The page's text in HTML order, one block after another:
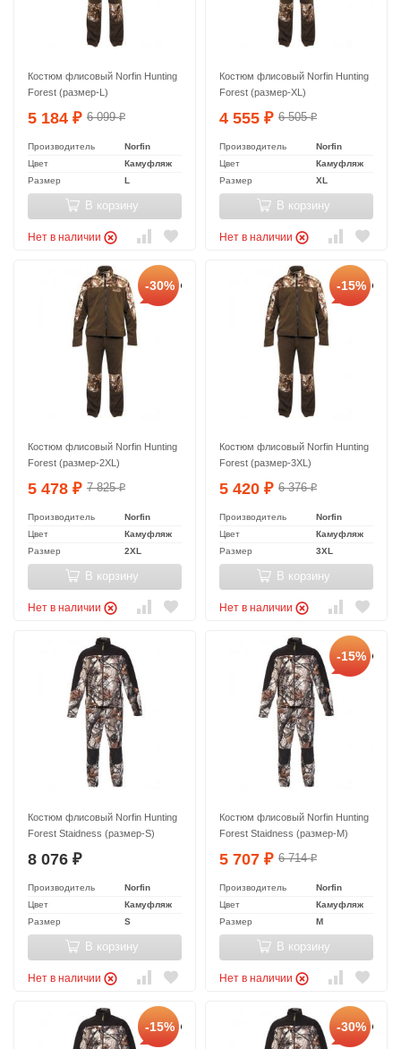
Костюм флисовый Norfin Hunting
Forest (размер-L)
5 184 ₽ 6 099₽
Производитель
Norfin
Цвет
Камуфляж
Размер
L
В корзину
Нет в наличии
Костюм флисовый Norfin Hunting
Forest (размер-XL)
4 555 ₽ 6 505₽
Производитель
Norfin
Цвет
Камуфляж
Размер
XL
В корзину
Нет в наличии
-30%
Костюм флисовый Norfin Hunting
Forest (размер-2XL)
5 478 ₽ 7 825₽
Производитель
Norfin
Цвет
Камуфляж
Размер
2XL
В корзину
Нет в наличии
-15%
Костюм флисовый Norfin Hunting
Forest (размер-3XL)
5 420 ₽ 6 376₽
Производитель
Norfin
Цвет
Камуфляж
Размер
3XL
В корзину
Нет в наличии
Костюм флисовый Norfin Hunting
Forest Staidness (размер-S)
8 076 ₽
Производитель
Norfin
Цвет
Камуфляж
Размер
S
В корзину
Нет в наличии
-15%
Костюм флисовый Norfin Hunting
Forest Staidness (размер-M)
5 707 ₽ 6 714₽
Производитель
Norfin
Цвет
Камуфляж
Размер
M
В корзину
Нет в наличии
-15% -30%